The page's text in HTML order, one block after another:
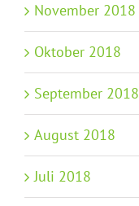
November 2018
Oktober 2018
September 2018
August 2018
Juli 2018